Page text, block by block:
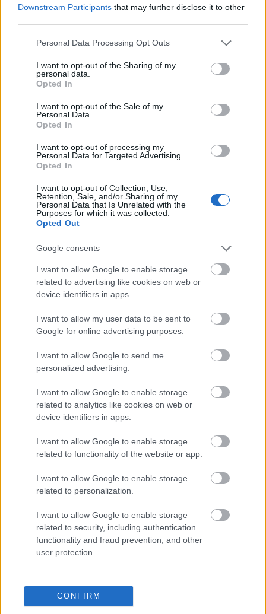
Downstream Participants that may further disclose it to other
Please note that this website/app uses one or more Google
not limited to your visit or usage behaviour. You may click to
grant or deny consent to Google and its third-party tags to
use your data for below specified purposes in below Google
consent section.
Personal Data Processing Opt Outs
I want to opt-out of the Sharing of my
personal data.
Opted In
I want to opt-out of the Sale of my
Personal Data.
Opted In
I want to opt-out of processing my
Personal Data for Targeted Advertising.
Opted In
I want to opt-out of Collection, Use,
Retention, Sale, and/or Sharing of my
Personal Data that Is Unrelated with the
Purposes for which it was collected.
Opted Out
Google consents
I want to allow Google to enable storage
related to advertising like cookies on web or
device identifiers in apps.
I want to allow my user data to be sent to
Google for online advertising purposes.
I want to allow Google to send me
personalized advertising.
I want to allow Google to enable storage
related to analytics like cookies on web or
device identifiers in apps.
I want to allow Google to enable storage
related to functionality of the website or app.
I want to allow Google to enable storage
related to personalization.
I want to allow Google to enable storage
related to security, including authentication
functionality and fraud prevention, and other
user protection.
CONFIRM